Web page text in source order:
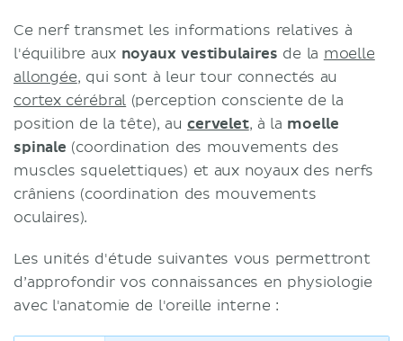
Ce nerf transmet les informations relatives à
l'équilibre aux noyaux vestibulaires de la moelle
allongée, qui sont à leur tour connectés au
cortex cérébral (perception consciente de la
position de la tête), au cervelet, à la moelle
spinale (coordination des mouvements des
muscles squelettiques) et aux noyaux des nerfs
crâniens (coordination des mouvements
oculaires).
Les unités d'étude suivantes vous permettront
d’approfondir vos connaissances en physiologie
avec l'anatomie de l'oreille interne :